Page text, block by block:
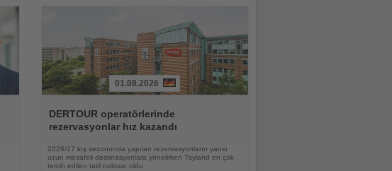
Oku
01.08.2026
DERTOUR operatörlerinde
rezervasyonlar hız kazandı
2026/27 kış sezonunda yapılan rezervasyonların yarısı
uzun mesafeli destinasyonlara yönelirken Tayland en çok
tercih edilen tatil noktası oldu